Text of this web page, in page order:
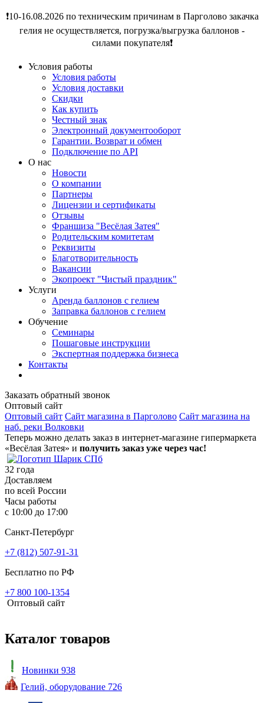
❗️10-16.08.2026 по техническим причинам в Парголово закачка
гелия не осуществляется, погрузка/выгрузка баллонов -
силами покупателя❗️
Условия работы
Условия работы
Условия доставки
Скидки
Как купить
Честный знак
Электронный документооборот
Гарантии. Возврат и обмен
Подключение по API
О нас
Новости
О компании
Партнеры
Лицензии и сертификаты
Отзывы
Франшиза "Весёлая Затея"
Родительским комитетам
Реквизиты
Благотворительность
Вакансии
Экопроект "Чистый праздник"
Услуги
Аренда баллонов с гелием
Заправка баллонов с гелием
Обучение
Семинары
Пошаговые инструкции
Экспертная поддержка бизнеса
Контакты
Заказать обратный звонок
Оптовый сайт
Оптовый сайт Сайт магазина в Парголово Сайт магазина на
наб. реки Волковки
Теперь можно делать заказ в интернет-магазине гипермаркета
«Весёлая Затея» и получить заказ уже через час!
32 года
Доставляем
по всей России
Часы работы
с 10:00 до 17:00
Санкт-Петербург
+7 (812) 507-91-31
Бесплатно по РФ
+7 800 100-1354
Оптовый сайт
Каталог товаров
Новинки 938
Гелий, оборудование 726